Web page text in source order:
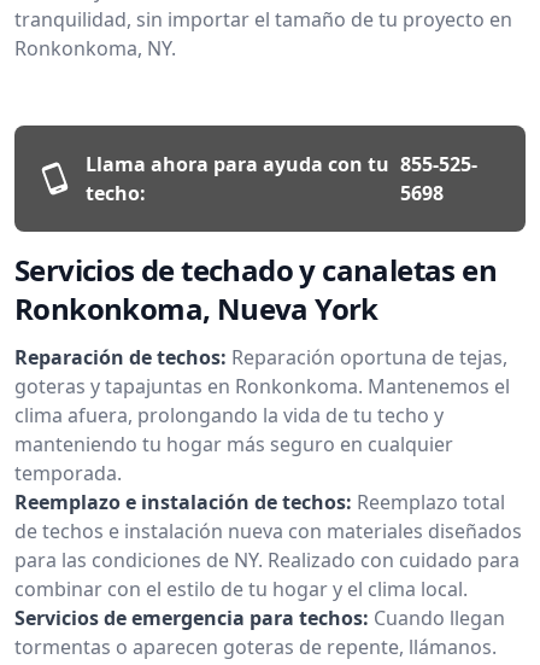
tranquilidad, sin importar el tamaño de tu proyecto en
Ronkonkoma, NY.
Llama ahora para ayuda con tu
techo:
855-525-
5698
Servicios de techado y canaletas en
Ronkonkoma, Nueva York
Reparación de techos: Reparación oportuna de tejas,
goteras y tapajuntas en Ronkonkoma. Mantenemos el
clima afuera, prolongando la vida de tu techo y
manteniendo tu hogar más seguro en cualquier
temporada.
Reemplazo e instalación de techos: Reemplazo total
de techos e instalación nueva con materiales diseñados
para las condiciones de NY. Realizado con cuidado para
combinar con el estilo de tu hogar y el clima local.
Servicios de emergencia para techos: Cuando llegan
tormentas o aparecen goteras de repente, llámanos.